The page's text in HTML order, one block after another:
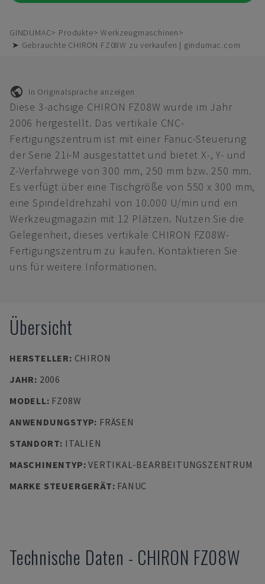
GINDUMAC Produkte
Werkzeugmaschinen
➤ Gebrauchte CHIRON FZ08W zu verkaufen | gindumac.com
In Originalsprache anzeigen
Diese 3-achsige CHIRON FZ08W wurde im Jahr
2006 hergestellt. Das vertikale CNC-
Fertigungszentrum ist mit einer Fanuc-Steuerung
der Serie 21i-M ausgestattet und bietet X-, Y- und
Z-Verfahrwege von 300 mm, 250 mm bzw. 250 mm.
Es verfügt über eine Tischgröße von 550 x 300 mm,
eine Spindeldrehzahl von 10.000 U/min und ein
Werkzeugmagazin mit 12 Plätzen. Nutzen Sie die
Gelegenheit, dieses vertikale CHIRON FZ08W-
Fertigungszentrum zu kaufen. Kontaktieren Sie
uns für weitere Informationen.
Übersicht
HERSTELLER: CHIRON
JAHR: 2006
MODELL: FZ08W
ANWENDUNGSTYP: FRÄSEN
STANDORT: ITALIEN
MASCHINENTYP:VERTIKAL-BEARBEITUNGSZENTRUM
MARKE STEUERGERÄT: FANUC
Technische Daten - CHIRON FZ08W